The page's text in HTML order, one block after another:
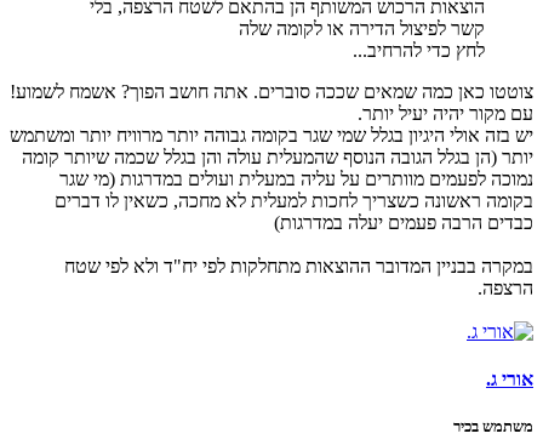
הוצאות הרכוש המשותף הן בהתאם לשטח הרצפה, בלי
קשר לפיצול הדירה או לקומה שלה
לחץ כדי להרחיב...
צוטטו כאן כמה שמאים שככה סוברים. אתה חושב הפוך? אשמח לשמוע!
עם מקור יהיה יעיל יותר.
יש בזה אולי היגיון בגלל שמי שגר בקומה גבוהה יותר מרוויח יותר ומשתמש
יותר (הן בגלל הגובה הנוסף שהמעלית עולה והן בגלל שכמה שיותר קומה
נמוכה לפעמים מוותרים על עליה במעלית ועולים במדרגות (מי שגר
בקומה ראשונה כשצריך לחכות למעלית לא מחכה, כשאין לו דברים
כבדים הרבה פעמים יעלה במדרגות)
במקרה בבניין המדובר ההוצאות מתחלקות לפי יח"ד ולא לפי שטח
הרצפה.
אורי ג.
משתמש בכיר